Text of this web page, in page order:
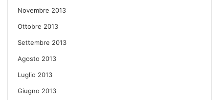
Novembre 2013
Ottobre 2013
Settembre 2013
Agosto 2013
Luglio 2013
Giugno 2013